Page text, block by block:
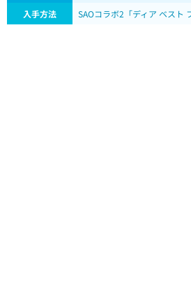
入手方法
SAOコラボ2「ディア ベスト